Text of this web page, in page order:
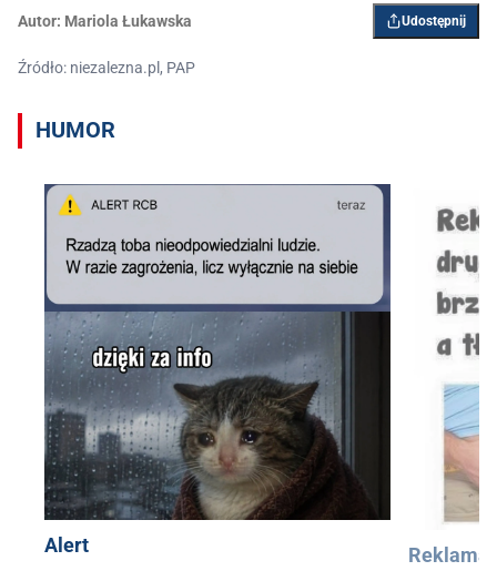
Autor: Mariola Łukawska Udostępnij
Źródło: niezalezna.pl, PAP
HUMOR
Alert Reklama